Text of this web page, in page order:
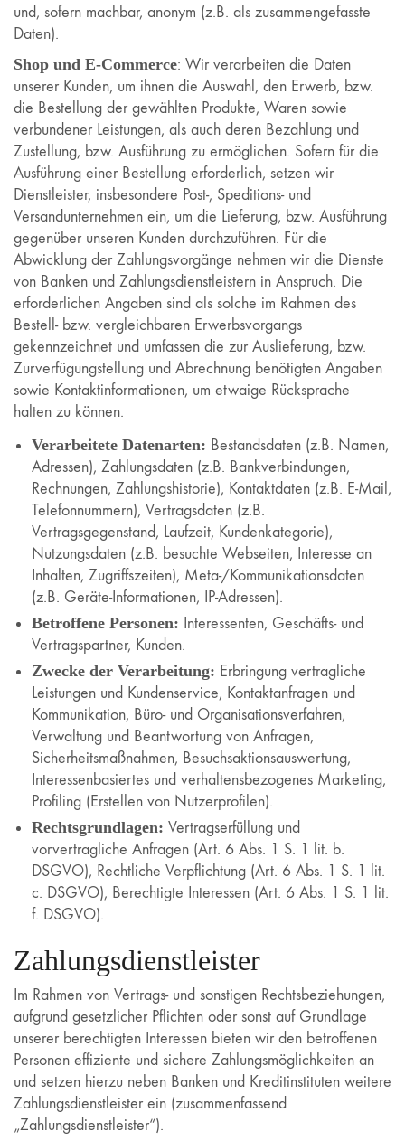
und, sofern machbar, anonym (z.B. als zusammengefasste
Daten).
Shop und E-Commerce: Wir verarbeiten die Daten
unserer Kunden, um ihnen die Auswahl, den Erwerb, bzw.
die Bestellung der gewählten Produkte, Waren sowie
verbundener Leistungen, als auch deren Bezahlung und
Zustellung, bzw. Ausführung zu ermöglichen. Sofern für die
Ausführung einer Bestellung erforderlich, setzen wir
Dienstleister, insbesondere Post-, Speditions- und
Versandunternehmen ein, um die Lieferung, bzw. Ausführung
gegenüber unseren Kunden durchzuführen. Für die
Abwicklung der Zahlungsvorgänge nehmen wir die Dienste
von Banken und Zahlungsdienstleistern in Anspruch. Die
erforderlichen Angaben sind als solche im Rahmen des
Bestell- bzw. vergleichbaren Erwerbsvorgangs
gekennzeichnet und umfassen die zur Auslieferung, bzw.
Zurverfügungstellung und Abrechnung benötigten Angaben
sowie Kontaktinformationen, um etwaige Rücksprache
halten zu können.
Verarbeitete Datenarten: Bestandsdaten (z.B. Namen,
Adressen), Zahlungsdaten (z.B. Bankverbindungen,
Rechnungen, Zahlungshistorie), Kontaktdaten (z.B. E-Mail,
Telefonnummern), Vertragsdaten (z.B.
Vertragsgegenstand, Laufzeit, Kundenkategorie),
Nutzungsdaten (z.B. besuchte Webseiten, Interesse an
Inhalten, Zugriffszeiten), Meta-/Kommunikationsdaten
(z.B. Geräte-Informationen, IP-Adressen).
Betroffene Personen: Interessenten, Geschäfts- und
Vertragspartner, Kunden.
Zwecke der Verarbeitung: Erbringung vertragliche
Leistungen und Kundenservice, Kontaktanfragen und
Kommunikation, Büro- und Organisationsverfahren,
Verwaltung und Beantwortung von Anfragen,
Sicherheitsmaßnahmen, Besuchsaktionsauswertung,
Interessenbasiertes und verhaltensbezogenes Marketing,
Profiling (Erstellen von Nutzerprofilen).
Rechtsgrundlagen: Vertragserfüllung und
vorvertragliche Anfragen (Art. 6 Abs. 1 S. 1 lit. b.
DSGVO), Rechtliche Verpflichtung (Art. 6 Abs. 1 S. 1 lit.
c. DSGVO), Berechtigte Interessen (Art. 6 Abs. 1 S. 1 lit.
f. DSGVO).
Zahlungsdienstleister
Im Rahmen von Vertrags- und sonstigen Rechtsbeziehungen,
aufgrund gesetzlicher Pflichten oder sonst auf Grundlage
unserer berechtigten Interessen bieten wir den betroffenen
Personen effiziente und sichere Zahlungsmöglichkeiten an
und setzen hierzu neben Banken und Kreditinstituten weitere
Zahlungsdienstleister ein (zusammenfassend
„Zahlungsdienstleister“).